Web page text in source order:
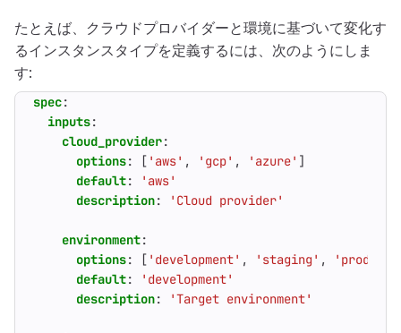
たとえば、クラウドプロバイダーと環境に基づいて変化す
るインスタンスタイプを定義するには、次のようにしま
す:
spec:
inputs:
cloud_provider:
options: [ 'aws' , 'gcp' , 'azure' ]
default:
'aws'
description: 'Cloud provider'
environment:
options: [ 'development' , 'staging' ,
default:
'development'
description: 'Target environment'